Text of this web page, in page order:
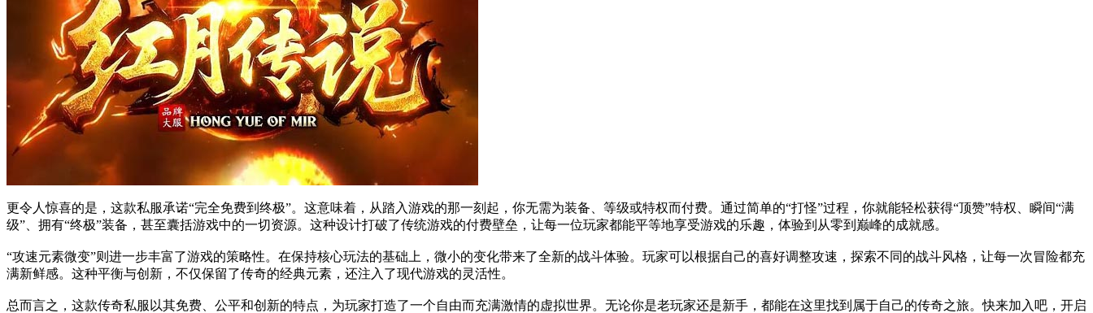
更令人惊喜的是，这款私服承诺“完全免费到终极”。这意味着，从踏入游戏的那一刻起，你无需为装备、等级或特权而付费。通过简单的“打怪”过程，你就能轻松获得“顶赞”特权、瞬间“满
级”、拥有“终极”装备，甚至囊括游戏中的一切资源。这种设计打破了传统游戏的付费壁垒，让每一位玩家都能平等地享受游戏的乐趣，体验到从零到巅峰的成就感。
“攻速元素微变”则进一步丰富了游戏的策略性。在保持核心玩法的基础上，微小的变化带来了全新的战斗体验。玩家可以根据自己的喜好调整攻速，探索不同的战斗风格，让每一次冒险都充
满新鲜感。这种平衡与创新，不仅保留了传奇的经典元素，还注入了现代游戏的灵活性。
总而言之，这款传奇私服以其免费、公平和创新的特点，为玩家打造了一个自由而充满激情的虚拟世界。无论你是老玩家还是新手，都能在这里找到属于自己的传奇之旅。快来加入吧，开启